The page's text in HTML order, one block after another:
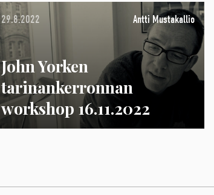
29.8.2022 Antti Mustakallio
John Yorken
tarinankerronnan
workshop 16.11.2022